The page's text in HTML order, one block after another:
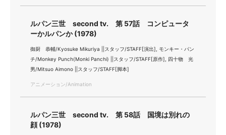
ルパン三世 second tv. 第 57話 コンピュータ
ーかルパンか (1978)
御厨 恭輔/Kyosuke Mikuriya ||スタッフ/STAFF[演出], モンキー・パン
チ/Monkey Punch(Monki Panchi) ||スタッフ/STAFF[原作], 四十物 光
男/Mitsuo Aimono ||スタッフ/STAFF[脚本]
アニメーション/Animation
ルパン三世 second tv. 第 58話 国境は別れの
顔 (1978)